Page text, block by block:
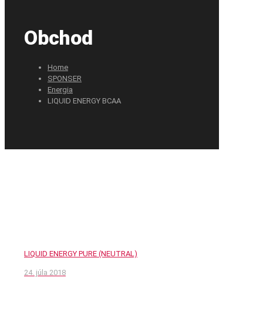
Obchod
Home
SPONSER
Energia
LIQUID ENERGY BCAA
LIQUID ENERGY PURE (NEUTRAL)
24. júla 2018